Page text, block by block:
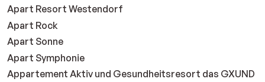
Apart Resort Westendorf
Apart Rock
Apart Sonne
Apart Symphonie
Appartement Aktiv und Gesundheitsresort das GXUND